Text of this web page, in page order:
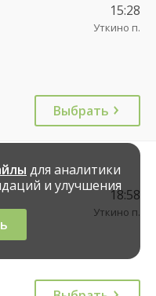
15:28
Уткино п.
Выбрать
18:58
Уткино п.
для аналитики
и улучшения